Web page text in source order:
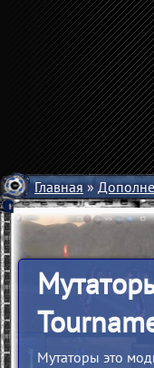
Главная»
Мутаторы это